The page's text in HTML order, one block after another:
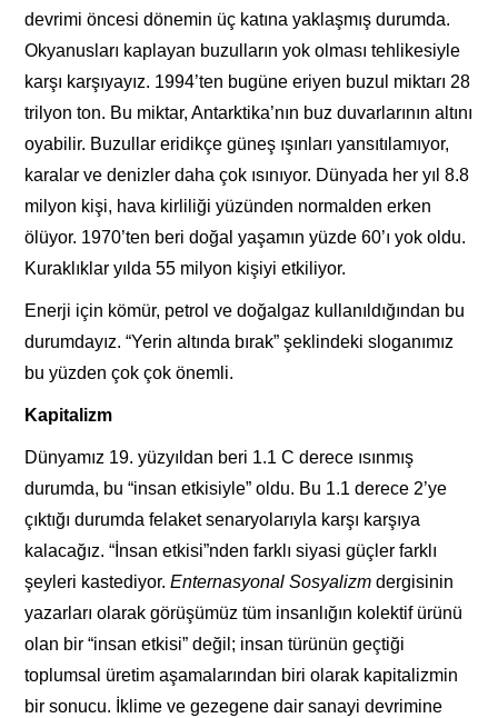
devrimi öncesi dönemin üç katına yaklaşmış durumda.
Okyanusları kaplayan buzulların yok olması tehlikesiyle
karşı karşıyayız. 1994’ten bugüne eriyen buzul miktarı 28
trilyon ton. Bu miktar, Antarktika’nın buz duvarlarının altını
oyabilir. Buzullar eridikçe güneş ışınları yansıtılamıyor,
karalar ve denizler daha çok ısınıyor. Dünyada her yıl 8.8
milyon kişi, hava kirliliği yüzünden normalden erken
ölüyor. 1970’ten beri doğal yaşamın yüzde 60’ı yok oldu.
Kuraklıklar yılda 55 milyon kişiyi etkiliyor.
Enerji için kömür, petrol ve doğalgaz kullanıldığından bu
durumdayız. “Yerin altında bırak” şeklindeki sloganımız
bu yüzden çok çok önemli.
Kapitalizm
Dünyamız 19. yüzyıldan beri 1.1 C derece ısınmış
durumda, bu “insan etkisiyle” oldu. Bu 1.1 derece 2’ye
çıktığı durumda felaket senaryolarıyla karşı karşıya
kalacağız. “İnsan etkisi”nden farklı siyasi güçler farklı
şeyleri kastediyor.Enternasyonal Sosyalizm dergisinin
yazarları olarak görüşümüz tüm insanlığın kolektif ürünü
olan bir “insan etkisi” değil; insan türünün geçtiği
toplumsal üretim aşamalarından biri olarak kapitalizmin
bir sonucu. İklime ve gezegene dair sanayi devrimine